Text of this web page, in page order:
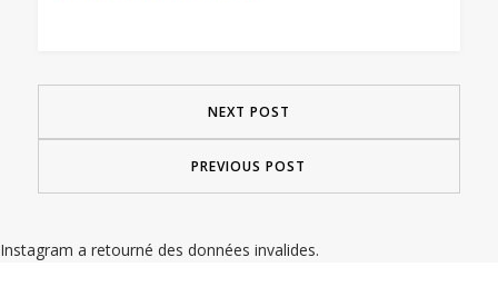
NEXT POST
PREVIOUS POST
Instagram a retourné des données invalides.